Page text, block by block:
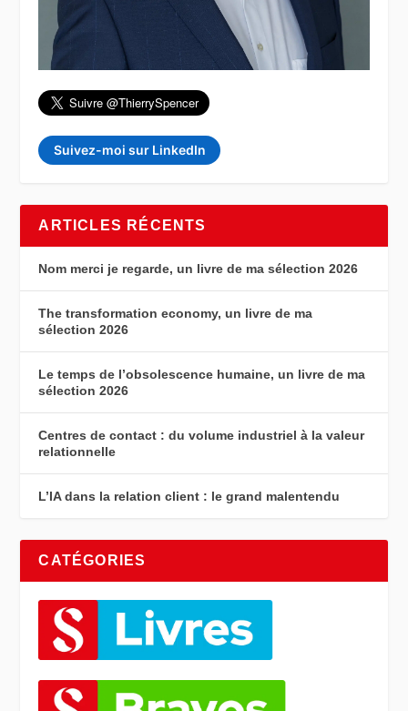
Suivez-moi sur LinkedIn
ARTICLES RÉCENTS
Nom merci je regarde, un livre de ma sélection 2026
The transformation economy, un livre de ma
sélection 2026
Le temps de l’obsolescence humaine, un livre de ma
sélection 2026
Centres de contact : du volume industriel à la valeur
relationnelle
L’IA dans la relation client : le grand malentendu
CATÉGORIES